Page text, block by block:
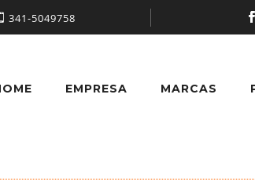
341-5049758
EMPRESA MARCAS